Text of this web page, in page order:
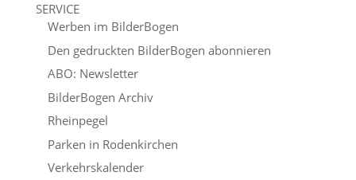
SERVICE
Werben im BilderBogen
Den gedruckten BilderBogen abonnieren
ABO: Newsletter
BilderBogen Archiv
Rheinpegel
Parken in Rodenkirchen
Verkehrskalender